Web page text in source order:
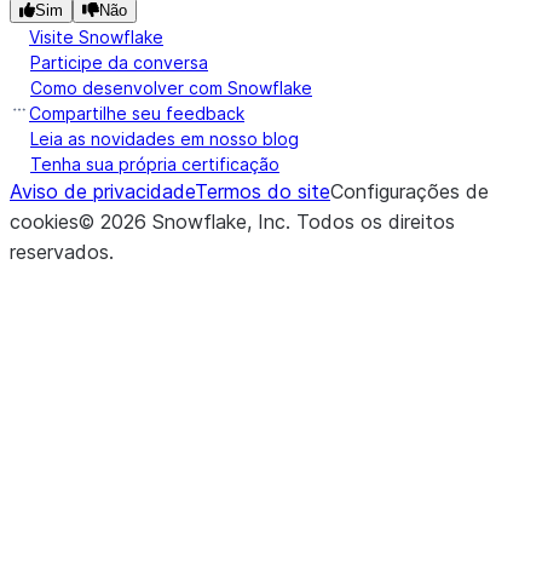
Sim Não
Visite Snowflake
Participe da conversa
Como desenvolver com Snowflake
Compartilhe seu feedback
Leia as novidades em nosso blog
Tenha sua própria certificação
Aviso de privacidadeTermos do siteConfigurações de
cookies© 2026 Snowflake, Inc. Todos os direitos
reservados.